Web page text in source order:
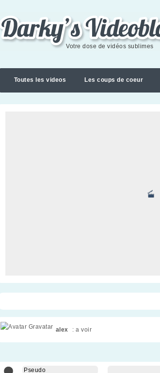
Darky's videoblog
Votre dose de vidéos sublimes
Toutes les videos Les coups de coeur
alex : a voir